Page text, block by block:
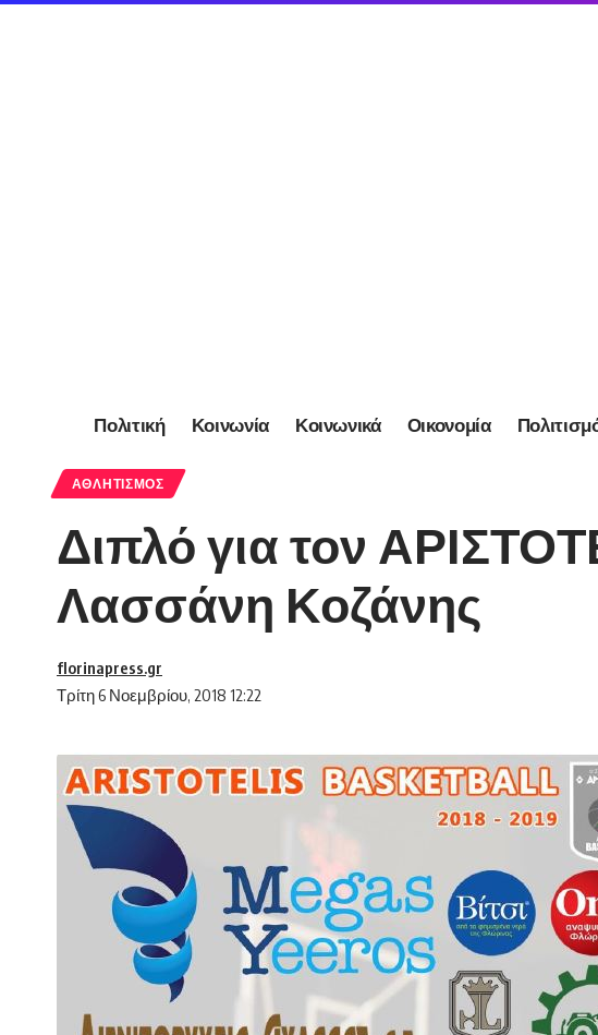
Πολιτική Κοινωνία Κοινωνικά Οικονομία
ΑΘΛΗΤΙΣΜΌΣ
Διπλό για τον
Λασσάνη Κοζάνης
Τρίτη 6 Νοεμβρίου, 2018 12:22
florinapress.gr